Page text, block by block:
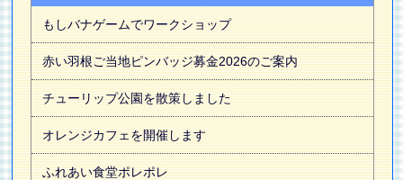
もしバナゲームでワークショップ
赤い羽根ご当地ピンバッジ募金2026のご案内
チューリップ公園を散策しました
オレンジカフェを開催します
ふれあい食堂ポレポレ